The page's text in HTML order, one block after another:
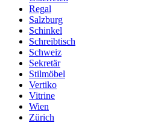
Regal
Salzburg
Schinkel
Schreibtisch
Schweiz
Sekretär
Stilmöbel
Vertiko
Vitrine
Wien
Zürich